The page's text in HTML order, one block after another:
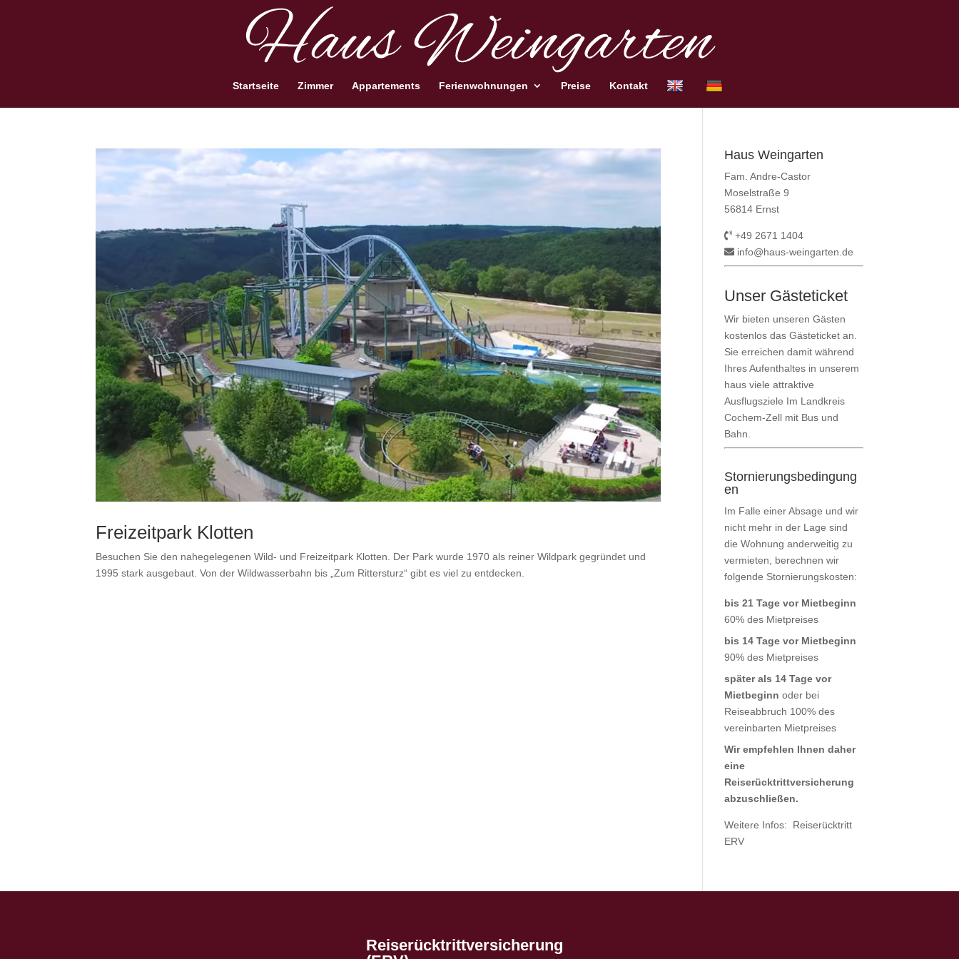
Startseite Zimmer Appartements Ferienwohnungen Preise Kontakt
Freizeitpark Klotten
Besuchen Sie den nahegelegenen Wild- und Freizeitpark Klotten. Der Park wurde 1970 als reiner Wildpark gegründet und
1995 stark ausgebaut. Von der Wildwasserbahn bis „Zum Rittersturz“ gibt es viel zu entdecken.
Haus Weingarten
Fam. Andre-Castor
Moselstraße 9
56814 Ernst
+49 2671 1404
info@haus-weingarten.de
Unser Gästeticket
Wir bieten unseren Gästen
kostenlos das Gästeticket an.
Sie erreichen damit während
Ihres Aufenthaltes in unserem
haus viele attraktive
Ausflugsziele Im Landkreis
Cochem-Zell mit Bus und
Bahn.
Stornierungsbedingung
en
Im Falle einer Absage und wir
nicht mehr in der Lage sind
die Wohnung anderweitig zu
vermieten, berechnen wir
folgende Stornierungskosten:
bis 21 Tage vor Mietbeginn
60% des Mietpreises
bis 14 Tage vor Mietbeginn
90% des Mietpreises
später als 14 Tage vor
Mietbeginn oder bei
Reiseabbruch 100% des
vereinbarten Mietpreises
Wir empfehlen Ihnen daher
eine
Reiserücktrittversicherung
abzuschließen.
Weitere Infos: Reiserücktritt
ERV
Reiserücktrittversicherung